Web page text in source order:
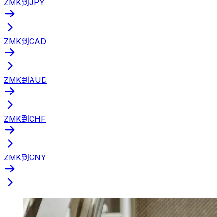
ZMK到JPY
ZMK到CAD
ZMK到AUD
ZMK到CHF
ZMK到CNY